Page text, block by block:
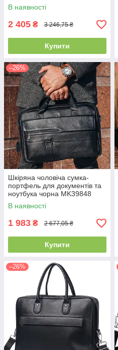
В наявності
2 405 ₴ 3 246,75 ₴
Купити
–26%
Шкіряна чоловіча сумка-
портфель для документів та
ноутбука чорна MK39848
В наявності
1 983 ₴ 2 677,05 ₴
Купити
–26%